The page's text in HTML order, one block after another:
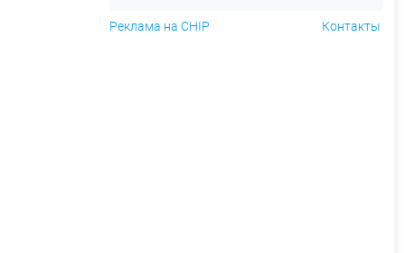
Реклама на CHIP Контакты